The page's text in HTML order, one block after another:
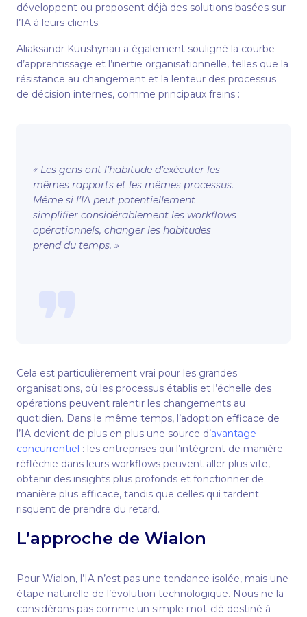
développent ou proposent déjà des solutions basées sur
l’IA à leurs clients.
Aliaksandr Kuushynau a également souligné la courbe
d’apprentissage et l’inertie organisationnelle, telles que la
résistance au changement et la lenteur des processus
de décision internes, comme principaux freins :
« Les gens ont l’habitude d’exécuter les
mêmes rapports et les mêmes processus.
Même si l’IA peut potentiellement
simplifier considérablement les workflows
opérationnels, changer les habitudes
prend du temps. »
Cela est particulièrement vrai pour les grandes
organisations, où les processus établis et l’échelle des
opérations peuvent ralentir les changements au
quotidien. Dans le même temps, l’adoption efficace de
l’IA devient de plus en plus une source d’avantage
concurrentiel : les entreprises qui l’intègrent de manière
réfléchie dans leurs workflows peuvent aller plus vite,
obtenir des insights plus profonds et fonctionner de
manière plus efficace, tandis que celles qui tardent
risquent de prendre du retard.
L’approche de Wialon
Pour Wialon, l’IA n’est pas une tendance isolée, mais une
étape naturelle de l’évolution technologique. Nous ne la
considérons pas comme un simple mot-clé destiné à